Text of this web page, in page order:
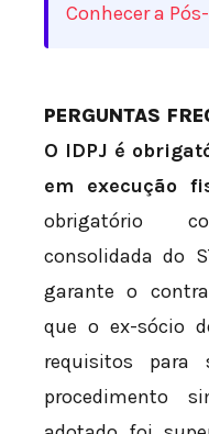
Conhecer a
PERGUNTAS
O IDPJ é
em execução
obrigatório
consolidada do
garante o
que o ex-sócio
requisitos para
procedimento